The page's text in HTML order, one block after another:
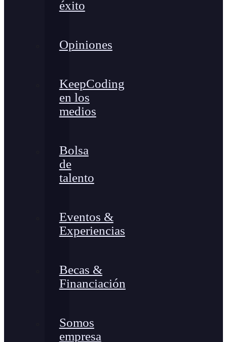
éxito
Opiniones
KeepCoding
en los
medios
Bolsa
de
talento
Eventos &
Experiencias
Becas &
Financiación
Somos
empresa